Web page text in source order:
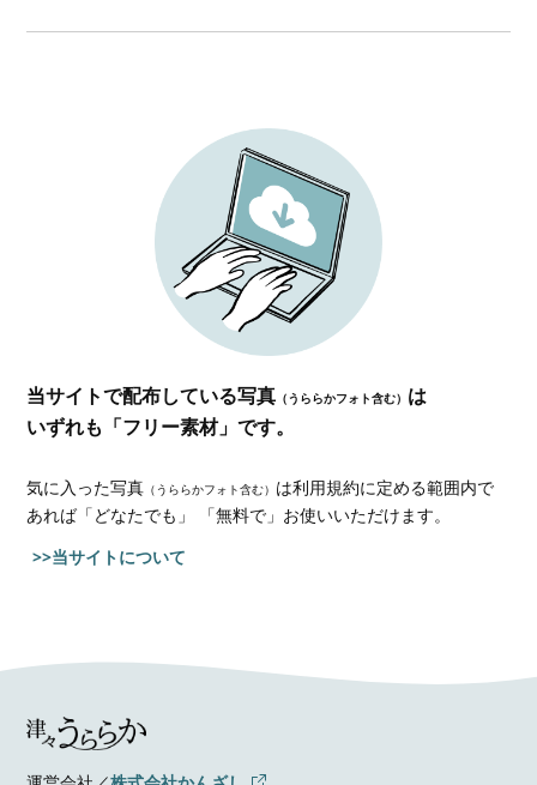
当サイトで配布している写真 （うららかフォト含む） は
いずれも「フリー素材」です。
気に入った写真 （うららかフォト含む） は利用規約に定める範囲内で
あれば「どなたでも」 「無料で」お使いいただけます。
>>当サイトについて